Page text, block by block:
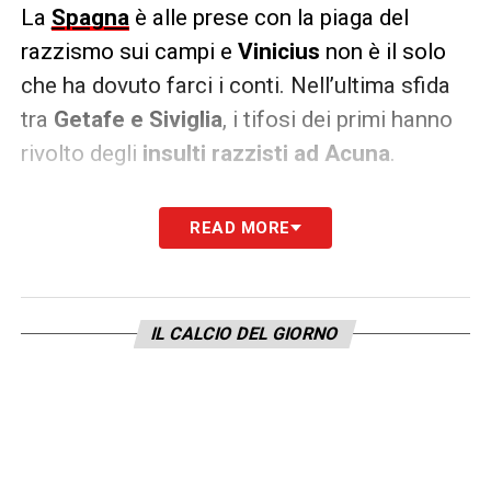
La Spagna è alle prese con la piaga del
razzismo sui campi e Vinicius non è il solo
che ha dovuto farci i conti. Nell’ultima sfida
tra Getafe e Siviglia, i tifosi dei primi hanno
rivolto degli insulti razzisti ad Acuna.
Il giudice sportivo ha deciso di punire il
chiudendo parzialmente lo stadio
partiti gli insulti.
READ MORE
IL CALCIO DEL GIORNO